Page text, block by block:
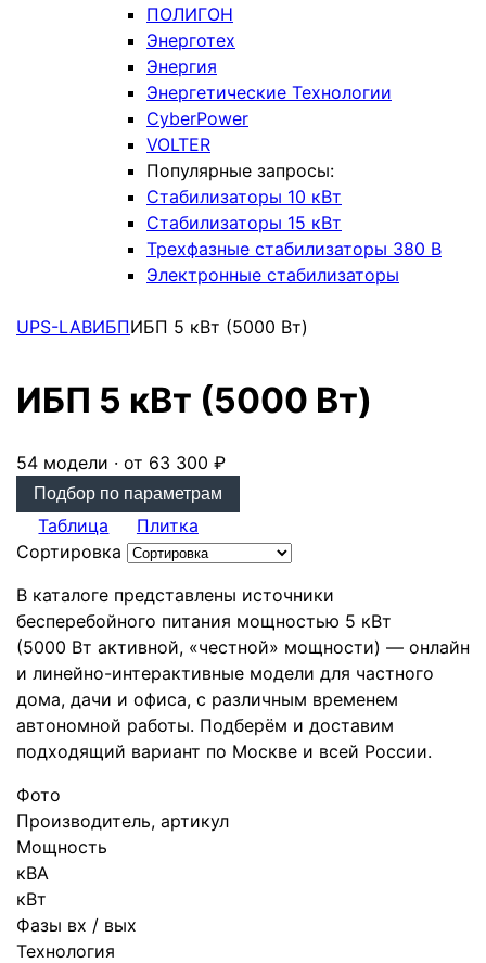
ПОЛИГОН
Энерготех
Энергия
Энергетические Технологии
CyberPower
VOLTER
Популярные запросы:
Стабилизаторы 10 кВт
Стабилизаторы 15 кВт
Трехфазные стабилизаторы 380 В
Электронные стабилизаторы
UPS-LABИБПИБП 5 кВт (5000 Вт)
ИБП 5 кВт (5000 Вт)
54 модели · от 63 300 ₽
Подбор по параметрам
Таблица
Плитка
Сортировка
В каталоге представлены источники
бесперебойного питания мощностью 5 кВт
(5000 Вт активной, «честной» мощности) — онлайн
и линейно-интерактивные модели для частного
дома, дачи и офиса, с различным временем
автономной работы. Подберём и доставим
подходящий вариант по Москве и всей России.
Фото
Производитель, артикул
Мощность
кВА
кВт
Фазы вх / вых
Технология